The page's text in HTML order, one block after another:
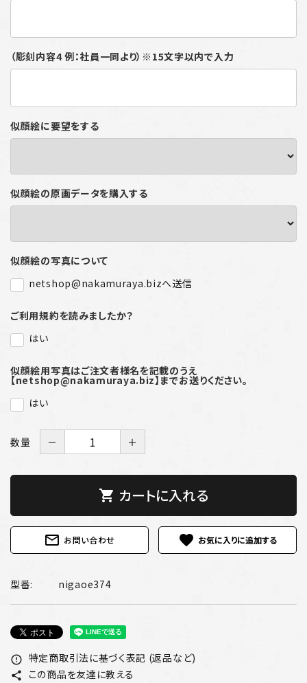
（彫刻内容4 例：社員一同より）※15文字以内で入力
似顔絵に要望をする
似顔絵の原画データを購入する
似顔絵の写真について
netshop@nakamuraya.bizへ送信
ご利用規約を読みましたか？
はい
似顔絵用写真はご注文者様名を記載のうえ
【netshop@nakamuraya.biz】までお送りください。
はい
数量 － ＋
shopping_cart カートに入れる
mail_outline お問い合わせ favorite
型番: nigaoe374
error_outline 特定商取引法に基づく表記 (返品など)
share
この商品を友達に教える